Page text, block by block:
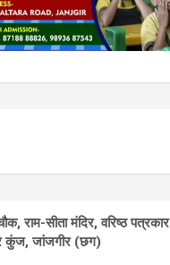
राम-सीता मंदिर, वरिष्ठ पत्रकार
कुंज, जांजगीर (छग)